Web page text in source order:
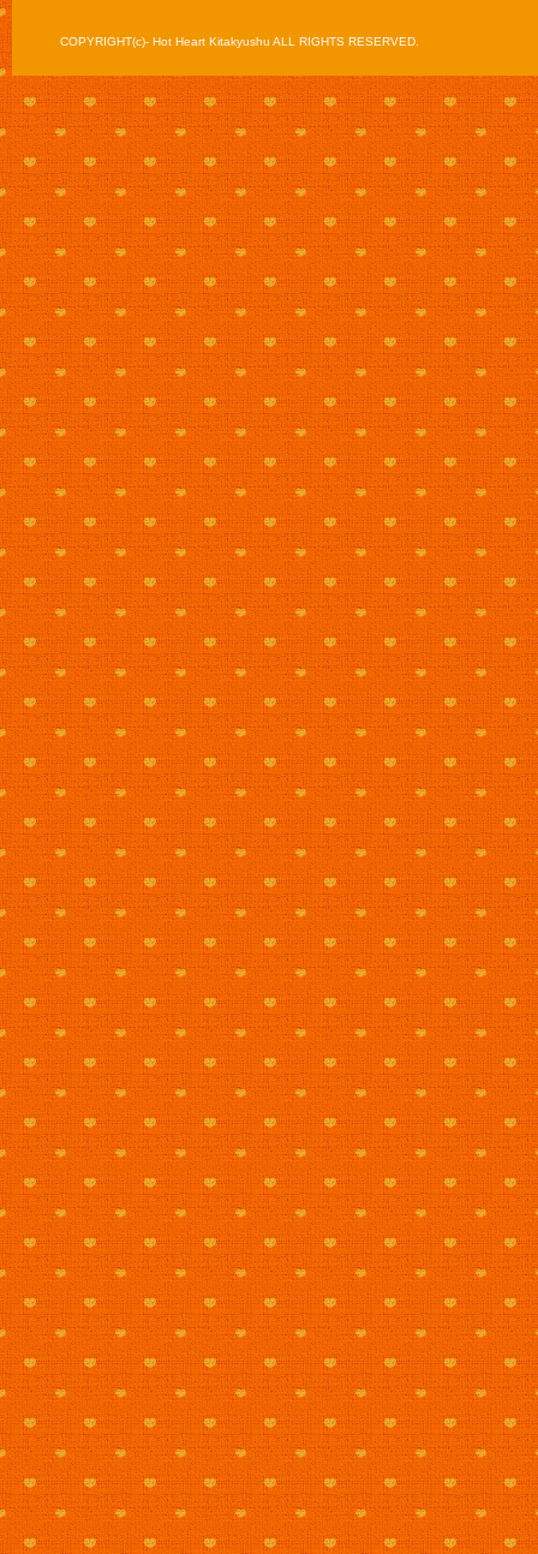
COPYRIGHT(c)- Hot Heart Kitakyushu ALL RIGHTS RESERVED.